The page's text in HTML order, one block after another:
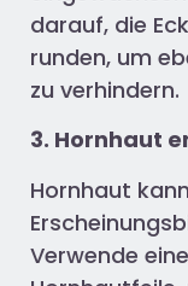
darauf, die
runden, um
zu verhindern.
3. Hornhaut
Hornhaut
Verwende